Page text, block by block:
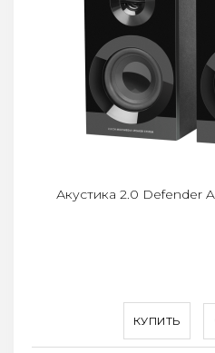
КУПИТЬ
Акустика 2.0 Defender